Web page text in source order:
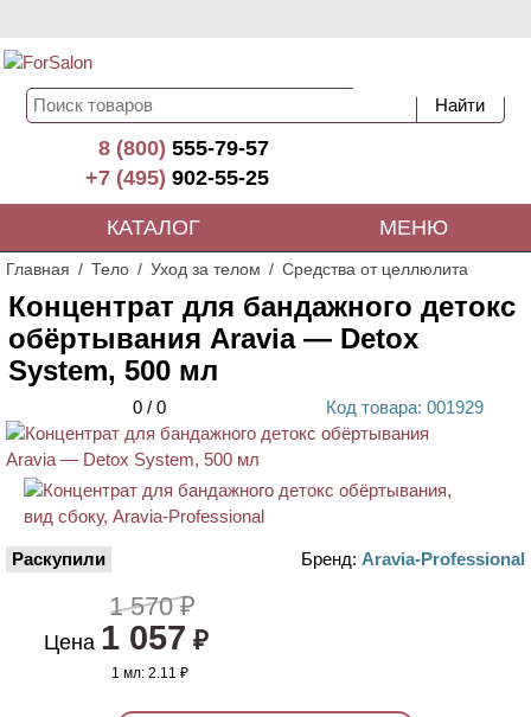
8 (800)555-79-57
+7 (495)902-55-25
КАТАЛОГ МЕНЮ
Главная Тело Уход за телом Средства от целлюлита
Концентрат для бандажного детокс
обёртывания Aravia — Detox
System, 500 мл
0 / 0 Код товара: 001929
Раскупили Бренд: Aravia-Professional
1 570 ₽
Цена 1 057 ₽
1 мл:2.11 ₽